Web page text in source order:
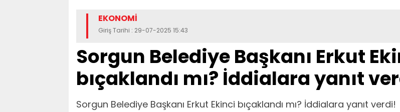
EKONOMİ
Giriş Tarihi : 29-07-2025 15:43
Sorgun Belediye Başkanı Erkut
bıçaklandı mı? İddialara yanıt
Sorgun Belediye Başkanı Erkut Ekinci bıçaklandı mı? İddialara yanıt verdi!